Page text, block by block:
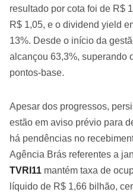
resultado por cota foi de R$
R$ 1,05, e o dividend yield
13%. Desde o início da
alcançou 63,3%, superando
pontos-base.
Apesar dos progressos,
estão em aviso prévio para
há pendências no
Agência Brás referentes a
TVRI11 mantém taxa de
líquido de R$ 1,66 bilhão,